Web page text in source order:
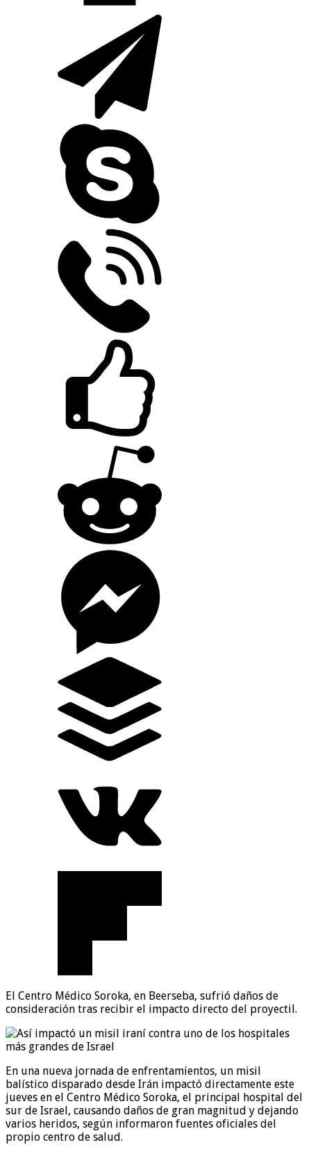
El Centro Médico Soroka, en Beerseba, sufrió daños de
consideración tras recibir el impacto directo del proyectil.
En una nueva jornada de enfrentamientos, un misil
balístico disparado desde Irán impactó directamente este
jueves en el Centro Médico Soroka, el principal hospital del
sur de Israel, causando daños de gran magnitud y dejando
varios heridos, según informaron fuentes oficiales del
propio centro de salud.